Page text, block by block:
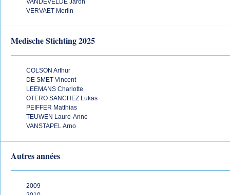
VANDEVELDE Jaron
VERVAET Merlin
Medische Stichting 2025
COLSON Arthur
DE SMET Vincent
LEEMANS Charlotte
OTERO SANCHEZ Lukas
PEIFFER Matthias
TEUWEN Laure-Anne
VANSTAPEL Arno
Autres années
2009